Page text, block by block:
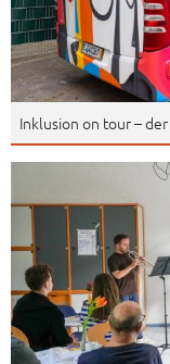
Inklusion on tour –